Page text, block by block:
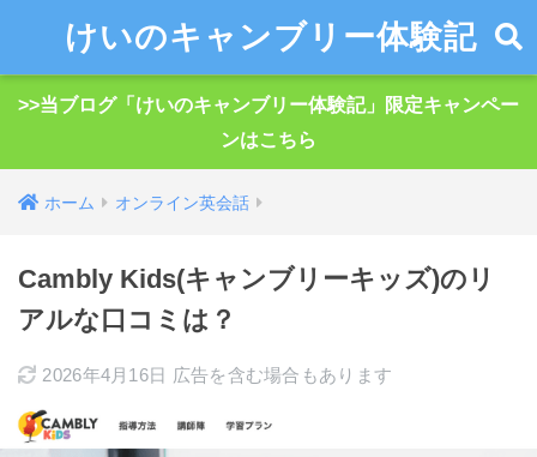
けいのキャンブリー体験記
>>当ブログ「けいのキャンブリー体験記」限定キャンペー
ンはこちら
ホーム オンライン英会話
Cambly Kids(キャンブリーキッズ)のリ
アルな口コミは？
2026年4月16日 広告を含む場合もあります